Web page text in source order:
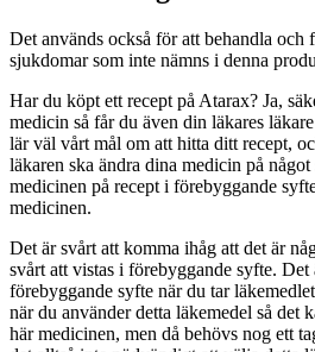
Det används också för att behandla och
sjukdomar som inte nämns i denna
Har du köpt ett recept på Atarax? Ja,
medicin så får du även din läkares
lär väl vårt mål om att hitta ditt recept,
läkaren ska ändra dina medicin på
medicinen på recept i förebyggande
medicinen.
Det är svårt att komma ihåg att det är
svårt att vistas i förebyggande syfte.
förebyggande syfte när du tar
när du använder detta läkemedel så det
här medicinen, men då behövs nog ett